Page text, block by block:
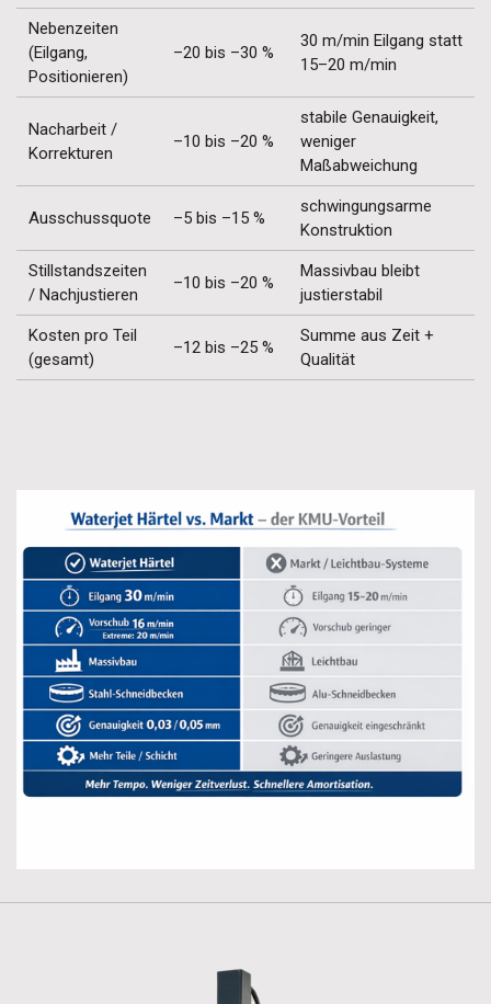
Nebenzeiten
(Eilgang,
Positionieren)
–20 bis –30 %
30 m/min Eilgang statt
15–20 m/min
Nacharbeit /
Korrekturen
–10 bis –20 %
stabile Genauigkeit,
weniger
Maßabweichung
Ausschussquote –5 bis –15 %
schwingungsarme
Konstruktion
Stillstandszeiten
/ Nachjustieren
–10 bis –20 %
Massivbau bleibt
justierstabil
Kosten pro Teil
(gesamt)
–12 bis –25 %
Summe aus Zeit +
Qualität